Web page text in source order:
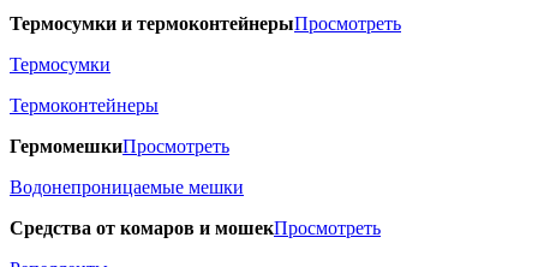
Термосумки и термоконтейнерыПросмотреть
Термосумки
Термоконтейнеры
ГермомешкиПросмотреть
Водонепроницаемые мешки
Средства от комаров и мошекПросмотреть